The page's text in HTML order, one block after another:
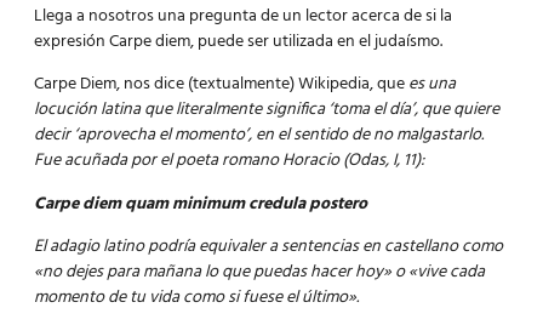
Llega a nosotros una pregunta de un lector acerca de si la
expresión Carpe diem, puede ser utilizada en el judaísmo.
Carpe Diem, nos dice (textualmente)Wikipedia, quees una
locución latina que literalmente significa ‘toma el día’, que quiere
decir ‘aprovecha el momento’, en el sentido de no malgastarlo.
Fue acuñada por el poeta romano Horacio (Odas, I, 11):
Carpe diem quam minimum credula postero
El adagio latino podría equivaler a sentencias en castellano como
«no dejes para mañana lo que puedas hacer hoy» o «vive cada
momento de tu vida como si fuese el último».